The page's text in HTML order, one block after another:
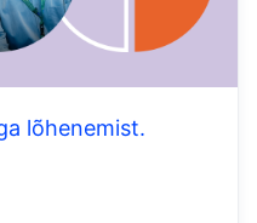
lõhenemist.